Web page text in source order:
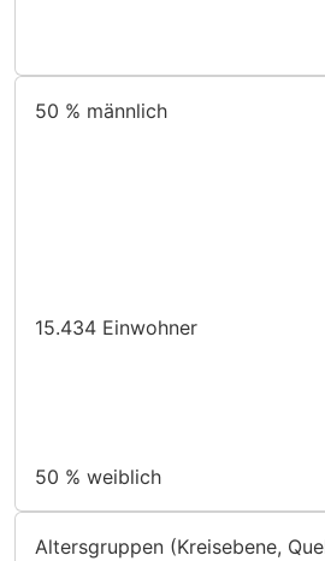
50 % männlich
15.434 Einwohner
50 % weiblich
Altersgruppen (Kreisebene,